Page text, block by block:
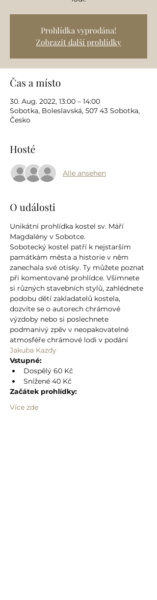
Prohlídka vyprodána!
Zobrazit další prohlídky
Čas a místo
30. Aug. 2022, 13:00 – 14:00
Sobotka, Boleslavská, 507 43 Sobotka,
Česko
Hosté
Alle ansehen
O události
Unikátní prohlídka kostel sv. Máří
Magdalény v Sobotce.
Sobotecký kostel patří k nejstarším
památkám města a historie v něm
zanechala své otisky. Ty můžete poznat
při komentované prohlídce. Všimnete
si různých stavebních stylů, zahlédnete
podobu dětí zakladatelů kostela,
dozvíte se o autorech chrámové
výzdoby nebo si poslechnete
podmanivý zpěv v neopakovatelné
atmosféře chrámové lodi v podání
Jakuba Kazdy
Vstupné:
Dospělý 60 Kč
Snížené 40 Kč
Začátek prohlídky:
Více zde